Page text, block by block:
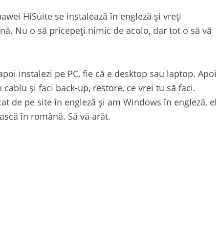
HiSuite se instalează în engleză și vreți
Nu o să pricepeți nimic de acolo, dar tot o să vă
instalezi pe PC, fie că e desktop sau laptop. Apoi
și faci back-up, restore, ce vrei tu să faci.
de pe site în engleză și am Windows în engleză, el
în română. Să vă arăt.